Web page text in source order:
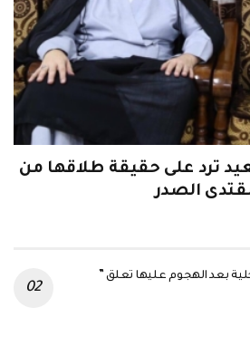
ترد على حقيقة طلاقها من
الصدر
بعد الهجوم عليها تعلق ”